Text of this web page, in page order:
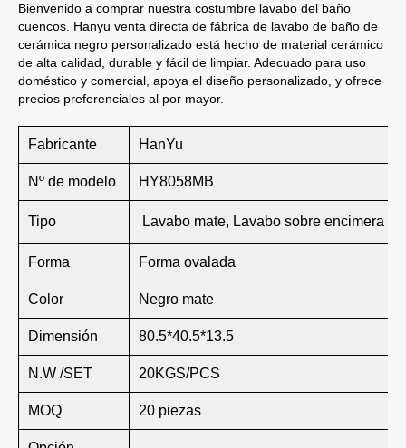
Bienvenido a comprar nuestra costumbre lavabo del baño
cuencos. Hanyu venta directa de fábrica de lavabo de baño de
cerámica negro personalizado está hecho de material cerámico
de alta calidad, durable y fácil de limpiar. Adecuado para uso
doméstico y comercial, apoya el diseño personalizado, y ofrece
precios preferenciales al por mayor.
Fabricante HanYu
Nº de modelo HY8058MB
Tipo Lavabo mate, Lavabo sobre encimera
Forma Forma ovalada
Color Negro mate
Dimensión 80.5*40.5*13.5
N.W /SET 20KGS/PCS
MOQ 20 piezas